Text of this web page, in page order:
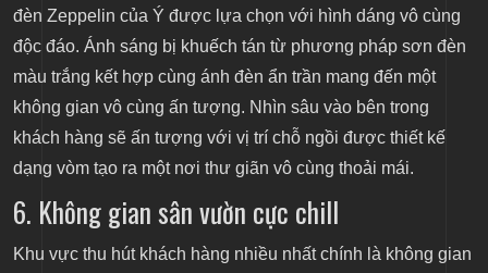
đèn Zeppelin của Ý được lựa chọn với hình dáng vô cùng
độc đáo. Ánh sáng bị khuếch tán từ phương pháp sơn đèn
màu trắng kết hợp cùng ánh đèn ẩn trần mang đến một
không gian vô cùng ấn tượng. Nhìn sâu vào bên trong
khách hàng sẽ ấn tượng với vị trí chỗ ngồi được thiết kế
dạng vòm tạo ra một nơi thư giãn vô cùng thoải mái.
6. Không gian sân vườn cực chill
Khu vực thu hút khách hàng nhiều nhất chính là không gian